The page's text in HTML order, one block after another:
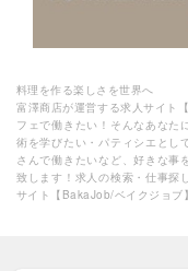
料理を作る楽しさを世界へ
富澤商店が運営する求人サイト
フェで働きたい！そんなあなた
術を学びたい・パティシエとし
さんで働きたいなど、好きな
致します！求人の検索・仕事探
サイト【BakaJob/ベイクジョブ】